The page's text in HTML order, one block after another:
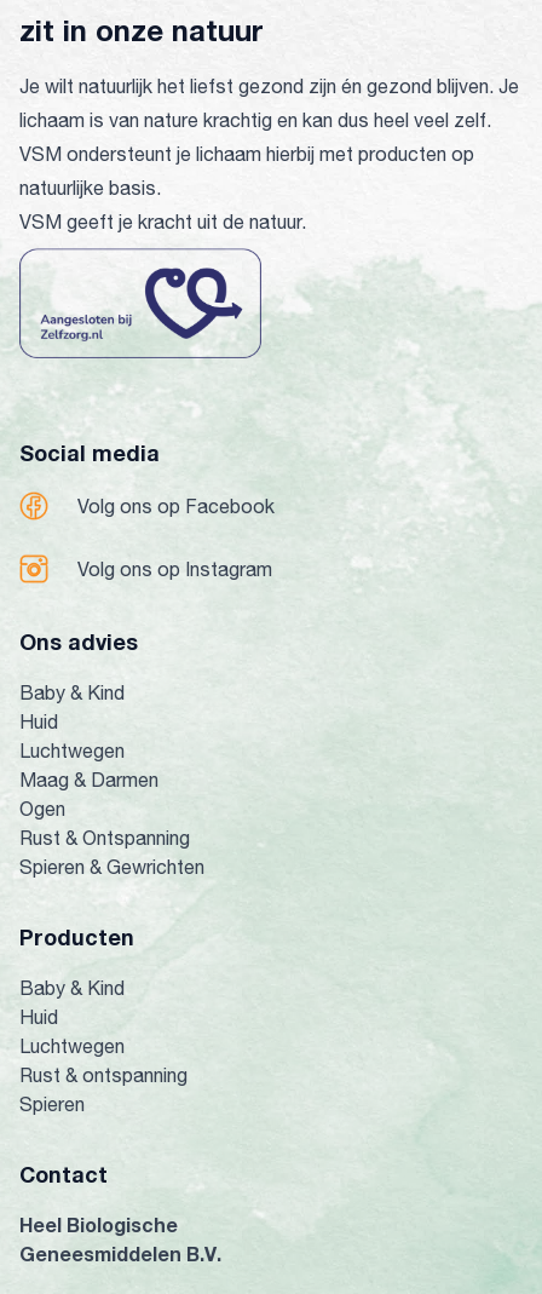
zit in onze natuur
Je wilt natuurlijk het liefst gezond zijn én gezond blijven. Je
lichaam is van nature krachtig en kan dus heel veel zelf.
VSM ondersteunt je lichaam hierbij met producten op
natuurlijke basis.
VSM geeft je kracht uit de natuur.
Social media
Volg ons op Facebook
Volg ons op Instagram
Ons advies
Baby & Kind
Huid
Luchtwegen
Maag & Darmen
Ogen
Rust & Ontspanning
Spieren & Gewrichten
Producten
Baby & Kind
Huid
Luchtwegen
Rust & ontspanning
Spieren
Contact
Heel Biologische
Geneesmiddelen B.V.